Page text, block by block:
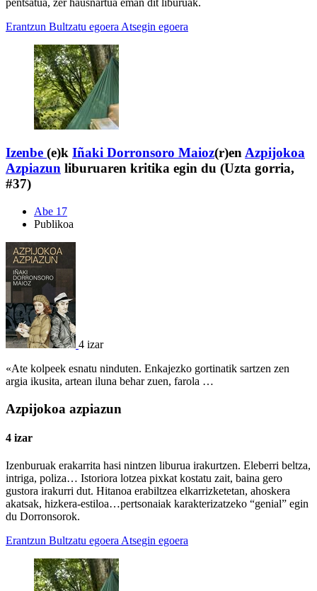
Erantzun Bultzatu egoera Atsegin egoera
Izenbe (e)k Iñaki Dorronsoro Maioz(r)enAzpijokoa
Azpiazun liburuaren kritika egin du (Uzta gorria,
#37)
Abe 17
Publikoa
4 izar
«Ate kolpeek esnatu ninduten. Enkajezko gortinatik sartzen zen
argia ikusita, artean iluna behar zuen, farola …
Azpijokoa azpiazun
4 izar
Izenburuak erakarrita hasi nintzen liburua irakurtzen. Eleberri beltza,
intriga, poliza… Istoriora lotzea pixkat kostatu zait, baina gero
gustora irakurri dut. Hitanoa erabiltzea elkarrizketetan, ahoskera
akatsak, hizkera-estiloa…pertsonaiak karakterizatzeko “genial” egin
du Dorronsorok.
Erantzun Bultzatu egoera Atsegin egoera